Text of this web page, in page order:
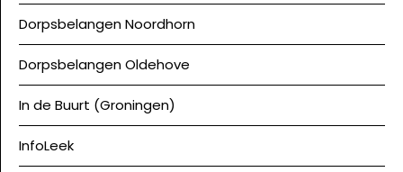
Dorpsbelangen Noordhorn
Dorpsbelangen Oldehove
In de Buurt (Groningen)
InfoLeek